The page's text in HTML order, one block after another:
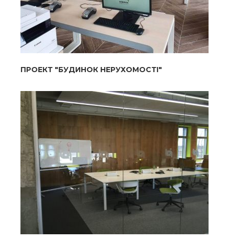
ПРОЕКТ "БУДИНОК НЕРУХОМОСТІ"